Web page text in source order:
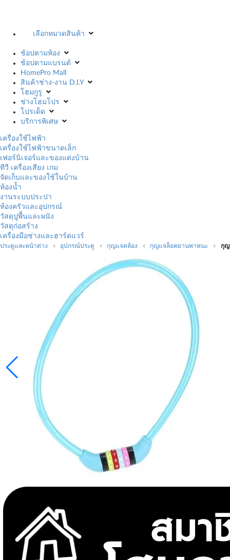
เลือกหมวดสินค้า
ช้อปตามห้อง
ช้อปตามแบรนด์
HomePro Mall
สินค้าช่าง-งาน D.I.Y
โฮมกูรู
ช่างโฮมโปร
โปรเด็ด
บริการพิเศษ
เครื่องใช้ไฟฟ้า
เครื่องใช้ไฟฟ้าขนาดเล็ก
เฟอร์นิเจอร์และของแต่งบ้าน
ทีวี เครื่องเสียง เกม
จัดเก็บและของใช้ในบ้าน
ห้องน้ำ
งานระบบประปา
ห้องครัวและอุปกรณ์
วัสดุปูพื้นและผนัง
วัสดุก่อสร้าง
เครื่องมือช่างและฮาร์ดแวร์
ประตูและหน้าต่าง อุปกรณ์ประตู กุญแจคล้อง กุญแจล็อคยานพาหนะ กุญ